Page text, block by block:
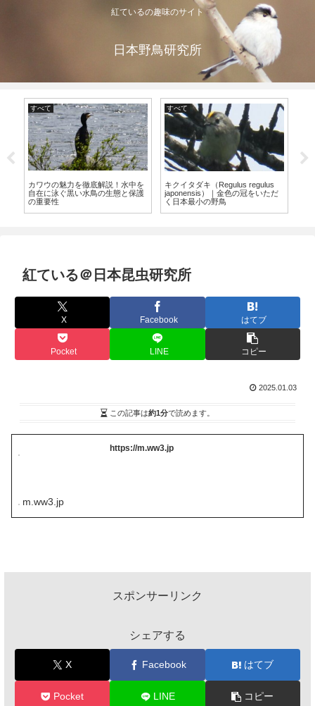
紅ているの趣味のサイト
日本野鳥研究所
イタダキ（Regulus regulus
）｜金色の冠をいただ
本最小の野鳥
すべて
コゲラの生態と魅力を徹底解説！
小さなキツツキが教える自然
すべて
ダイサギの生
説！日本の水
紅ている＠日本昆虫研究所
X Facebook はてブ
Pocket LINE コピー
2025.01.03
この記事は約1分で読めます。
https://m.ww3.jp
m.ww3.jp
スポンサーリンク
シェアする
X Facebook はてブ
Pocket LINE コピー